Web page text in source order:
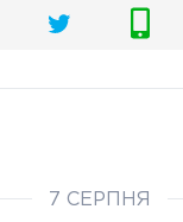
7 СЕРПНЯ